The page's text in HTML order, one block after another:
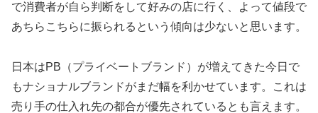
で消費者が自ら判断をして好みの店に行く、よって値段で
あちらこちらに振られるという傾向は少ないと思います。
日本はPB（プライベートブランド）が増えてきた今日で
もナショナルブランドがまだ幅を利かせています。これは
売り手の仕入れ先の都合が優先されているとも言えます。